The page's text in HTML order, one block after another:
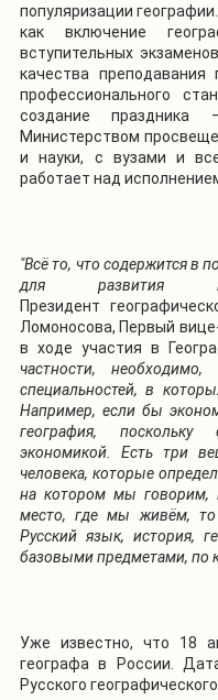
популяризации
как включение
вступительных
качества преподавания
профессионального
создание
Министерством
и науки, с вузами и
работает над
"Всё то, что содержится в
для развития
Президент
Ломоносова, Первый
в ходе участия в
частности,
специальностей, в
Например, если бы
география, поскольку
экономикой
Есть три
человека, которые
на котором мы говорим,
место, где мы живём, то
Русский язык, история,
базовыми предметами, по
Уже известно, что 18
географа в России.
Русского